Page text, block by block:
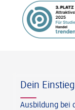
Dein Einstieg
Ausbildung bei